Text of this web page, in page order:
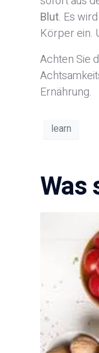
Blut. Es
Körper ein.
Achten Sie
Ernährung.
learn
Was